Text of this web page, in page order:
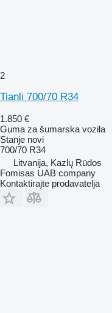
2
Tianli 700/70 R34
1.850 €
Guma za šumarska vozila
Stanje novi
700/70 R34
Litvanija, Kazlų Rūdos
Fomisas UAB company
Kontaktirajte prodavatelja